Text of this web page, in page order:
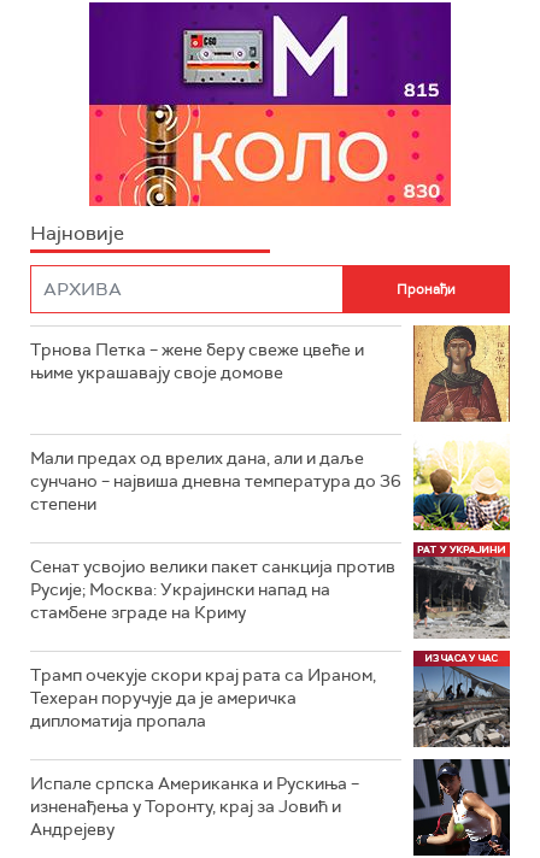
Најновије
Трнова Петка – жене беру свеже цвеће и
њиме украшавају своје домове
Мали предах од врелих дана, али и даље
сунчано – највиша дневна температура до 36
степени
Сенат усвојио велики пакет санкција против
Русије; Москва: Украјински напад на
стамбене зграде на Криму
Трамп очекује скори крај рата са Ираном,
Техеран поручује да је америчка
дипломатија пропала
Испале српска Американка и Рускиња –
изненађења у Торонту, крај за Јовић и
Андрејеву